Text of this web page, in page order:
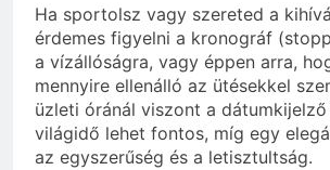
Ha sportolsz vagy szereted a
érdemes figyelni a kronográf
a vízállóságra, vagy éppen arra,
mennyire ellenálló az ütésekkel
üzleti óránál viszont a
világidő lehet fontos, míg egy
az egyszerűség és a letisztultság.